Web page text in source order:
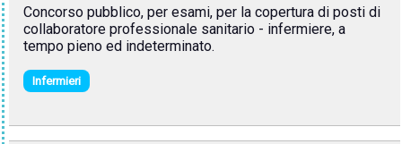
Concorso pubblico, per esami, per la copertura di posti di
collaboratore professionale sanitario - infermiere, a
tempo pieno ed indeterminato.
Infermieri